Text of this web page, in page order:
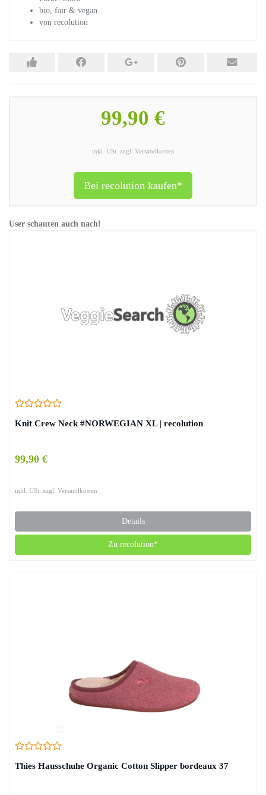
bio, fair & vegan
von recolution
99,90 €
inkl. USt. zzgl. Versandkosten
Bei recolution kaufen*
User schauten auch nach!
Knit Crew Neck #NORWEGIAN XL | recolution
99,90 €
inkl. USt. zzgl. Versandkosten
Details
Zu recolution*
Thies Hausschuhe Organic Cotton Slipper bordeaux 37